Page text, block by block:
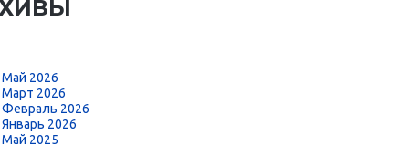
Май 2026
Март 2026
Февраль 2026
Январь 2026
Май 2025